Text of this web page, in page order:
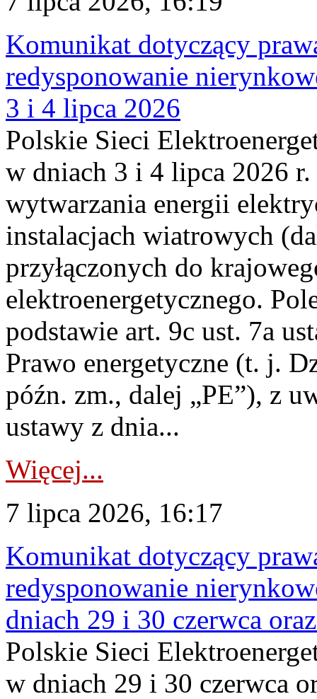
Komunikat dotyczący
redysponowanie
3 i 4 lipca 2026
Polskie Sieci
w dniach 3 i 4 lipca 2026 r.
wytwarzania energii
instalacjach wiatrowych
przyłączonych do
elektroenergetycznego.
podstawie art. 9c ust. 7a
Prawo energetyczne (t. j.
późn. zm., dalej „PE”), z
ustawy z dnia...
Więcej...
7 lipca 2026, 16:17
Komunikat dotyczący
redysponowanie
dniach 29 i 30 czerwca
Polskie Sieci
w dniach 29 i 30 czerwca